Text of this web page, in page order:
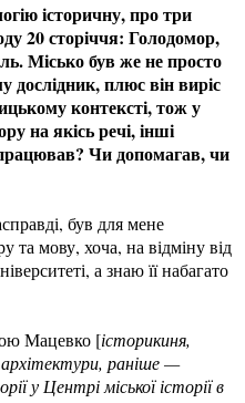
історичну, про три
20 сторіччя: Голодомор,
Місько був же не просто
дослідник, плюс він виріс
контексті, тож у
на якісь речі, інші
Чи допомагав, чи
був для мене
та мову, хоча, на відміну від
а знаю її набагато
Мацевко [історикиня,
архітектури, раніше —
у Центрі міської історії в